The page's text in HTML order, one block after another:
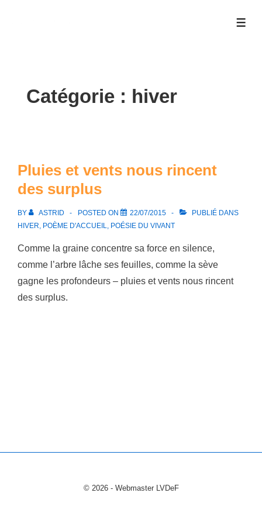
Catégorie : hiver
Pluies et vents nous rincent
des surplus
BY ASTRID POSTED ON 22/07/2015
PUBLIÉ DANS
HIVER, POÈME D'ACCUEIL, POÉSIE DU VIVANT
Comme la graine concentre sa force en silence,
comme l’arbre lâche ses feuilles, comme la sève
gagne les profondeurs – pluies et vents nous rincent
des surplus.
© 2026 - Webmaster LVDeF